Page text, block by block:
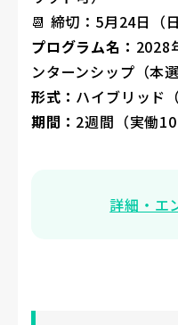
📆 締切：5月24日（
プログラム名： 2028
ンターンシップ（本選
形式： ハイブリッド
期間： 2週間（実働
詳細・エ